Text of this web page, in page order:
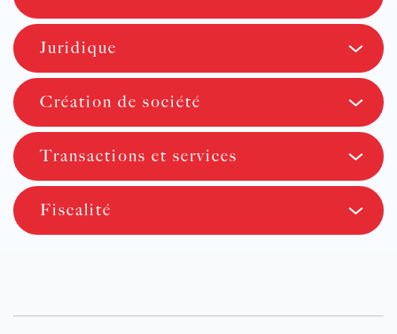
Juridique
Création de société
Transactions et services
Fiscalité